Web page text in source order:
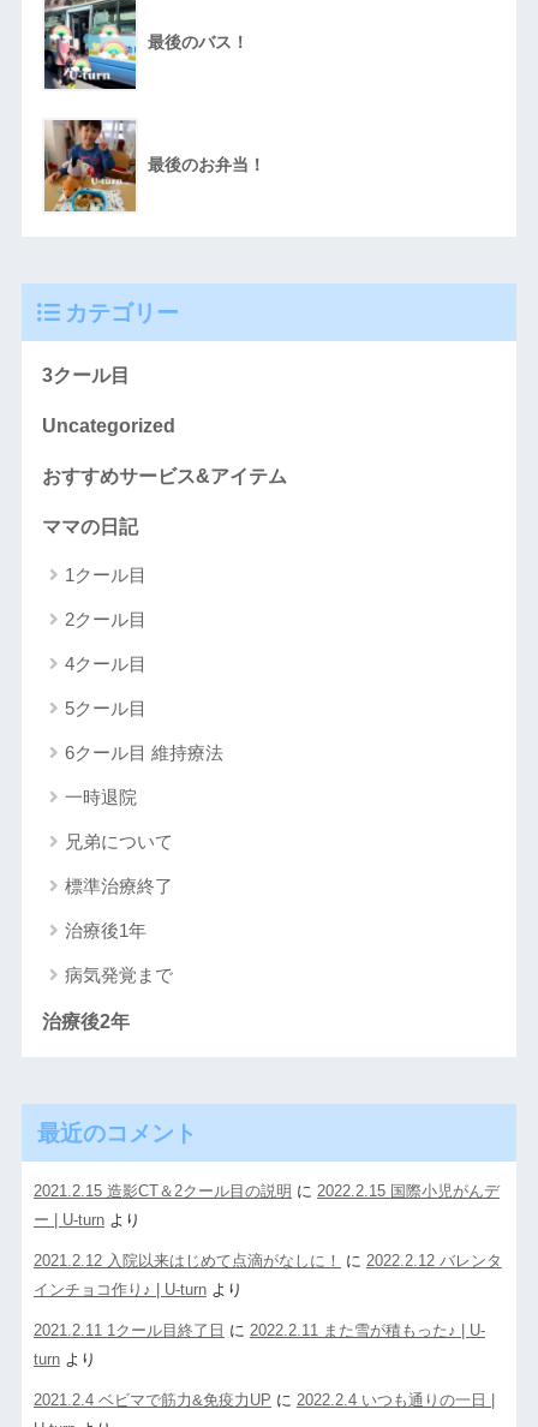
最後のバス！
最後のお弁当！
カテゴリー
3クール目
Uncategorized
おすすめサービス&アイテム
ママの日記
1クール目
2クール目
4クール目
5クール目
6クール目 維持療法
一時退院
兄弟について
標準治療終了
治療後1年
病気発覚まで
治療後2年
最近のコメント
2021.2.15 造影CT＆2クール目の説明 に 2022.2.15 国際小児がんデ
ー | U-turnより
2021.2.12 入院以来はじめて点滴がなしに！ に 2022.2.12 バレンタ
インチョコ作り♪ | U-turnより
2021.2.11 1クール目終了日 に 2022.2.11 また雪が積もった♪ | U-
turnより
2021.2.4 ベビマで筋力&免疫力UP に 2022.2.4 いつも通りの一日 |